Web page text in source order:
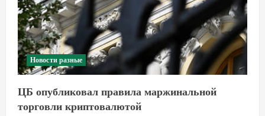
Новости разные
ЦБ опубликовал правила маржинальной
торговли криптовалютой